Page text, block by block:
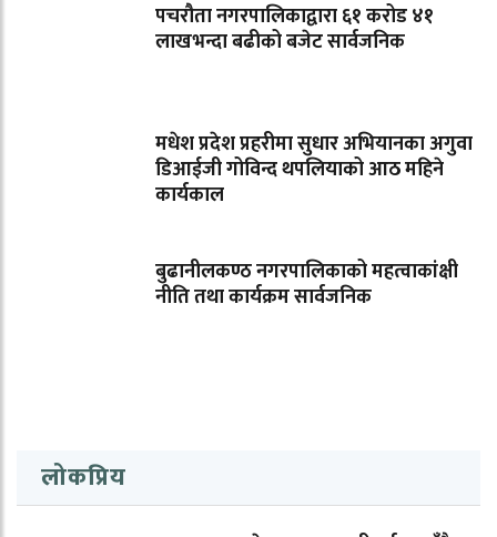
पचरौता नगरपालिकाद्वारा ६१ करोड ४१
लाखभन्दा बढीको बजेट सार्वजनिक
मधेश प्रदेश प्रहरीमा सुधार अभियानका अगुवा
डिआईजी गोविन्द थपलियाको आठ महिने
कार्यकाल
बुढानीलकण्ठ नगरपालिकाको महत्वाकांक्षी
नीति तथा कार्यक्रम सार्वजनिक
लोकप्रिय